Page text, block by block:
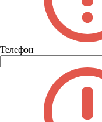
Телефон